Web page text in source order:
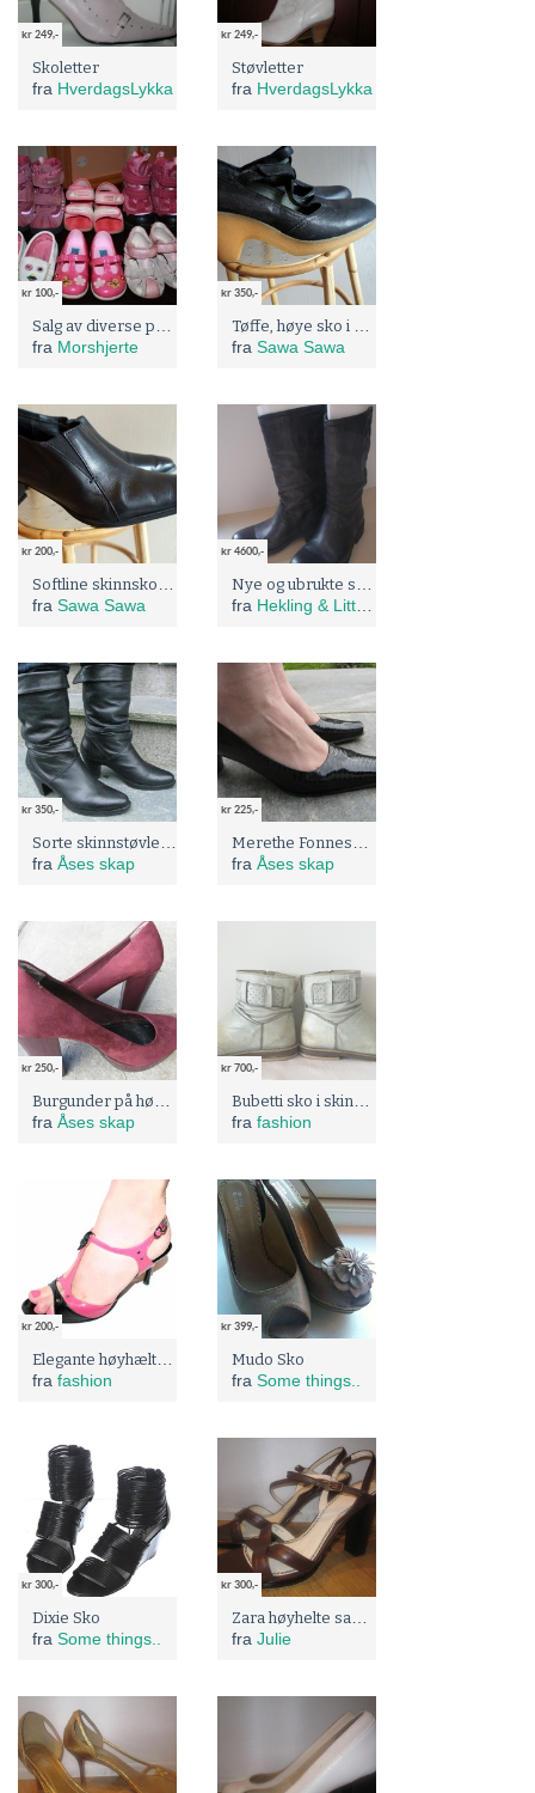
kr 249,-
Skoletter
fra HverdagsLykka
kr 249,-
Støvletter
fra HverdagsLykka
kr 100,-
fra Morshjerte
kr 350,-
fra Sawa Sawa
kr 200,-
fra Sawa Sawa
kr 4600,-
fra Hekling & Litt Til!
kr 350,-
fra Åses skap
kr 225,-
fra Åses skap
kr 250,-
fra Åses skap
kr 700,-
fra fashion
kr 200,-
fra fashion
kr 399,-
Mudo Sko
fra Some things..
kr 300,-
Dixie Sko
fra Some things..
kr 300,-
fra Julie